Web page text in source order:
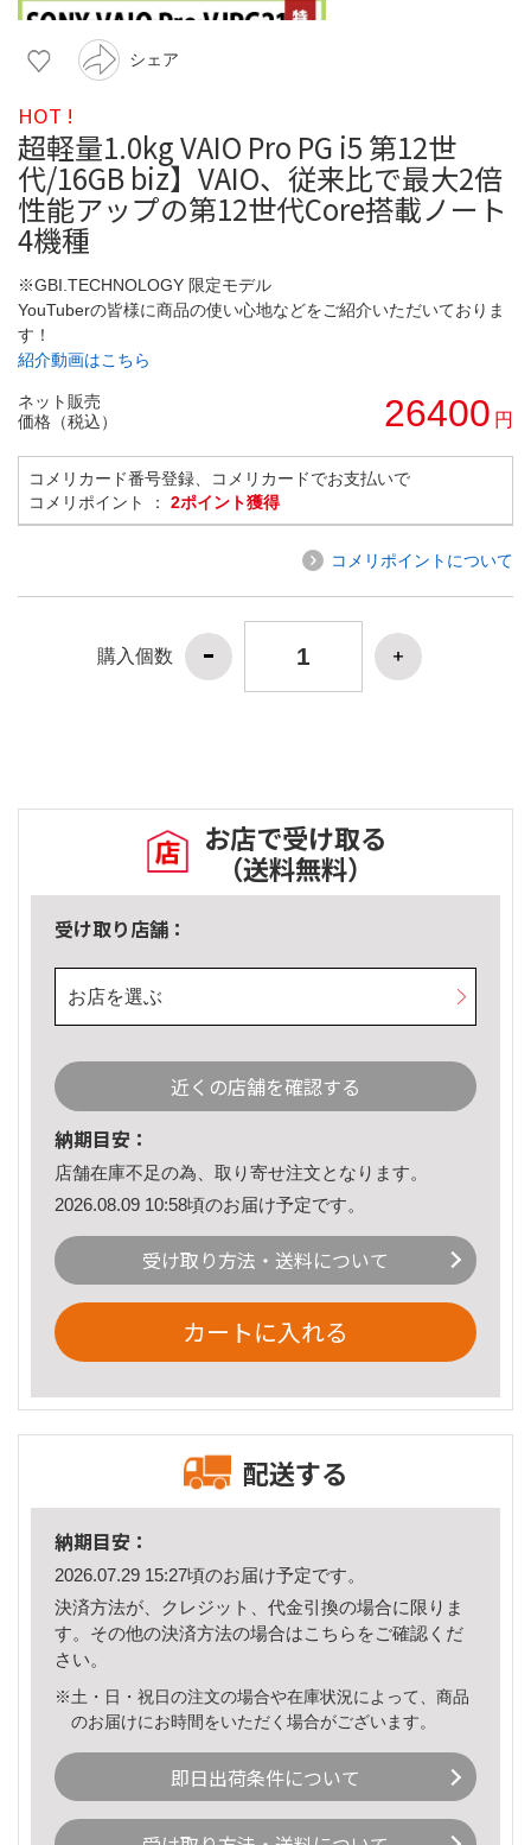
シェア
HOT !
超軽量1.0kg VAIO Pro PG i5 第12世
代/16GB biz】VAIO、従来比で最大2倍
性能アップの第12世代Core搭載ノート
4機種
※GBI.TECHNOLOGY 限定モデル
YouTuberの皆様に商品の使い心地などをご紹介いただいておりま
す！
紹介動画はこちら
ネット販売
価格（税込）
26400 円
コメリカード番号登録、コメリカードでお支払いで
コメリポイント ： 2ポイント獲得
コメリポイントについて
購入個数
お店で受け取る
（送料無料）
受け取り店舗：
お店を選ぶ
近くの店舗を確認する
納期目安：
店舗在庫不足の為、取り寄せ注文となります。
2026.08.09 10:58頃のお届け予定です。
受け取り方法・送料について
カートに入れる
配送する
納期目安：
2026.07.29 15:27頃のお届け予定です。
決済方法が、クレジット、代金引換の場合に限りま
す。その他の決済方法の場合はこちら をご確認くだ
さい。
※土・日・祝日の注文の場合や在庫状況によって、商品
のお届けにお時間をいただく場合がございます。
即日出荷条件について